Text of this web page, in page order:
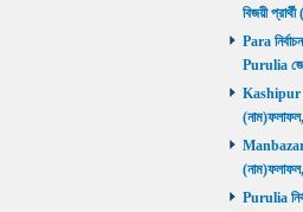
বিজয়ী
Para
Purulia
Kashipur
Manbazar
Purulia